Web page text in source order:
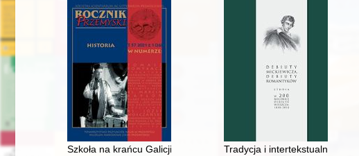
Szkoła na krańcu Galicji : gimnazjum prywatne w Borszczowie
Tradycja i intertekstualna gra